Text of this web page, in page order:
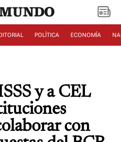
POLÍTICA ECONOMÍA
y a CEL
con